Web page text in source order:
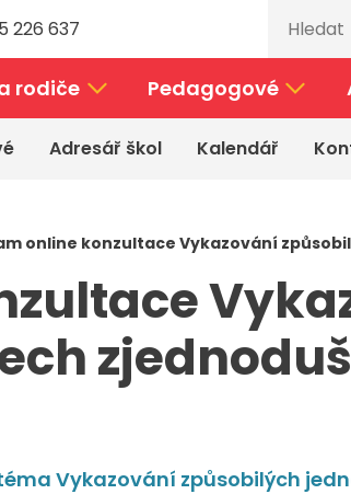
226 637
rodiče Pedagogové
Adresář škol Kalendář
online konzultace Vykazování
Vykazování způsobilých